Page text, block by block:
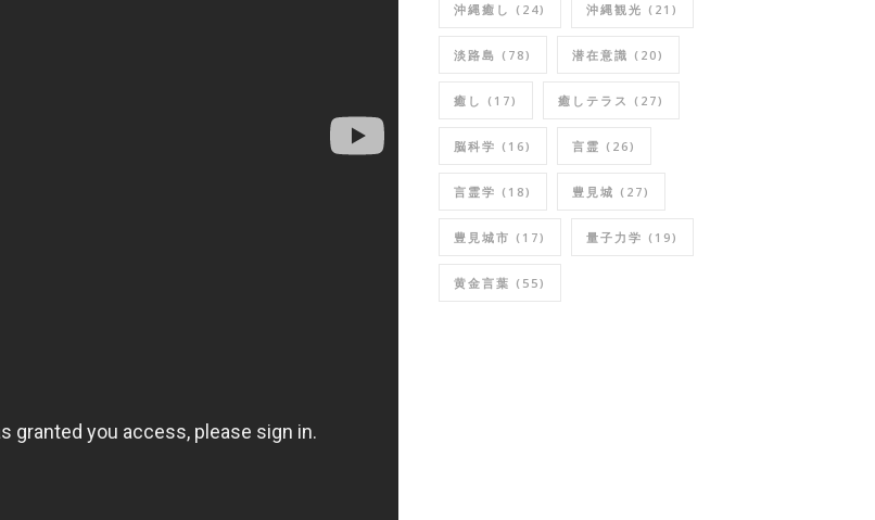
沖縄癒し (24) 沖縄観光 (21)
淡路島 (78) 潜在意識 (20)
癒し (17) 癒しテラス (27)
脳科学 (16) 言霊 (26)
言霊学 (18) 豊見城 (27)
豊見城市 (17) 量子力学 (19)
黄金言葉 (55)